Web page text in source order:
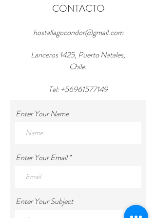
pueden realizar compras con altos niveles
CONTACTO
hostallagocondor@gmail.com
Lanceros 1425, Puerto Natales,
Chile.
Tel: +56961577149
Enter Your Name
Enter Your Email
Enter Your Subject